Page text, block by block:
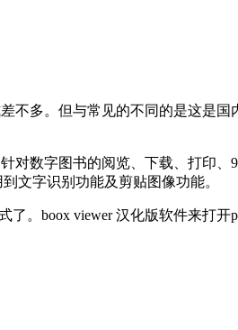
不多。但与常见的不同的是这是
对数字图书的阅览、下载、打印、
文字识别功能及剪贴图像功能。
。boox viewer 汉化版软件来打开